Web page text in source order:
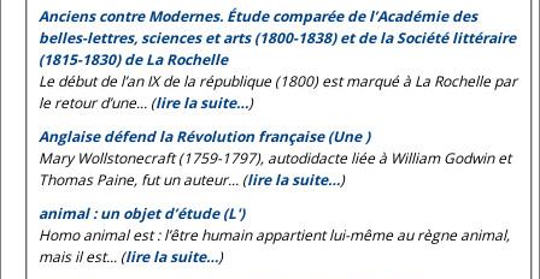
Anciens contre Modernes. Étude comparée de l’Académie des
belles-lettres, sciences et arts (1800-1838) et de la Société littéraire
(1815-1830) de La Rochelle
Le début de l’an IX de la république (1800) est marqué à La Rochelle par
le retour d’une... (lire la suite…)
Anglaise défend la Révolution française (Une )
Mary Wollstonecraft (1759-1797), autodidacte liée à William Godwin et
Thomas Paine, fut un auteur... (lire la suite…)
animal : un objet d’étude (L')
Homo animal est: l’être humain appartient lui-même au règne animal,
mais il est... (lire la suite…)